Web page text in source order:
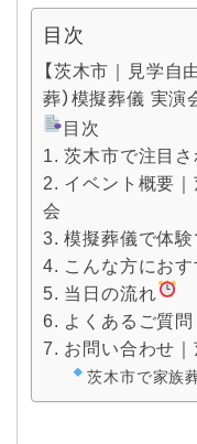
目次
【茨木市｜見学自
葬）模擬葬儀 実演
目次
1. 茨木市で注目さ
2. イベント概要
会
3. 模擬葬儀で体験
4. こんな方におす
5. 当日の流れ
6. よくあるご質問
7. お問い合わせ
茨木市で家族